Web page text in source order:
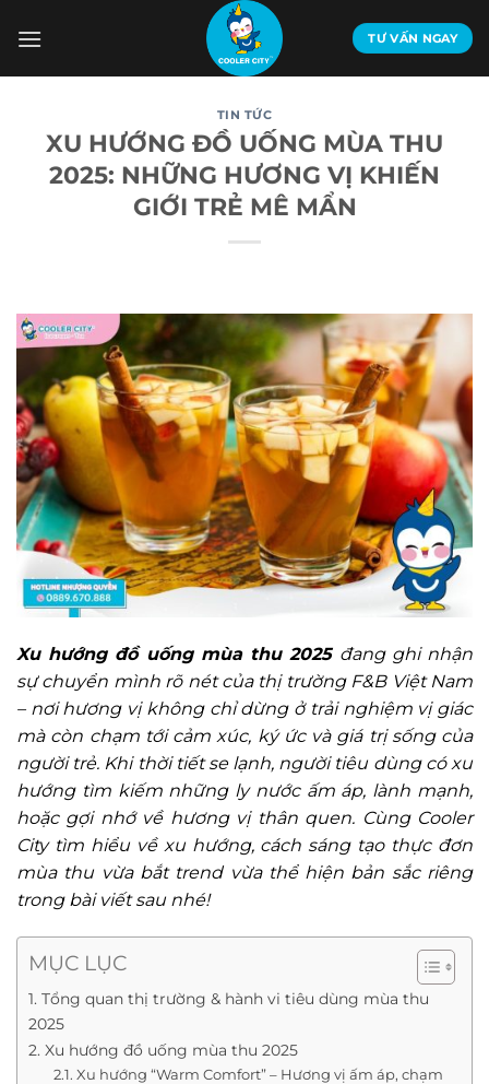
qua
TƯ VẤN NGAY
TIN TỨC
XU HƯỚNG ĐỒ UỐNG MÙA THU
2025: NHỮNG HƯƠNG VỊ KHIẾN
GIỚI TRẺ MÊ MẨN
Xu hướng đồ uống mùa thu 2025 đang ghi nhận
sự chuyển mình rõ nét của thị trường F&B Việt Nam
– nơi hương vị không chỉ dừng ở trải nghiệm vị giác
mà còn chạm tới cảm xúc, ký ức và giá trị sống của
người trẻ. Khi thời tiết se lạnh, người tiêu dùng có xu
hướng tìm kiếm những ly nước ấm áp, lành mạnh,
hoặc gợi nhớ về hương vị thân quen. Cùng Cooler
City tìm hiểu về xu hướng, cách sáng tạo thực đơn
mùa thu vừa bắt trend vừa thể hiện bản sắc riêng
trong bài viết sau nhé!
MỤC LỤC
1. Tổng quan thị trường & hành vi tiêu dùng mùa thu
2025
2. Xu hướng đồ uống mùa thu 2025
2.1. Xu hướng “Warm Comfort” – Hương vị ấm áp, chạm